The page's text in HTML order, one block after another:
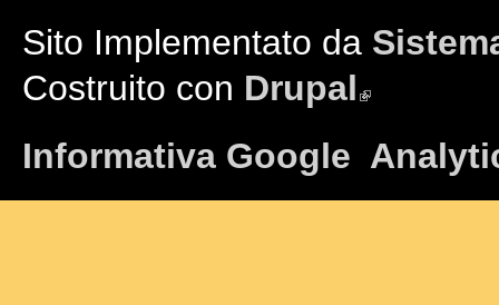
Sito Implementato da
Costruito con Drupal
Informativa Google